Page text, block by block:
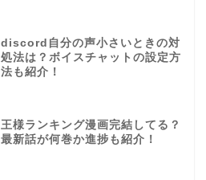
discord自分の声小さいときの対
処法は？ボイスチャットの設定方
法も紹介！
王様ランキング漫画完結してる？
最新話が何巻か進捗も紹介！